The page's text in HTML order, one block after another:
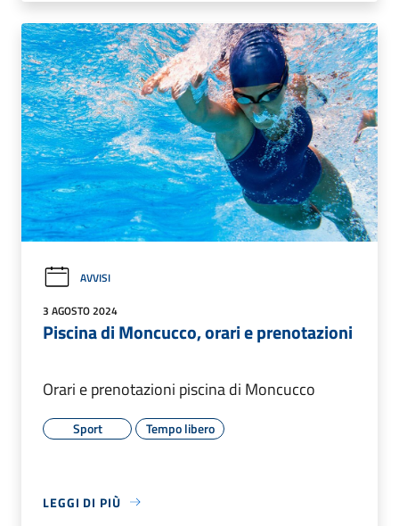
AVVISI
3 AGOSTO 2024
Piscina di Moncucco, orari e prenotazioni
Orari e prenotazioni piscina di Moncucco
Sport Tempo libero
LEGGI DI PIÙ